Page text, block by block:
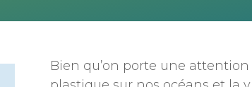
Bien qu’on porte une